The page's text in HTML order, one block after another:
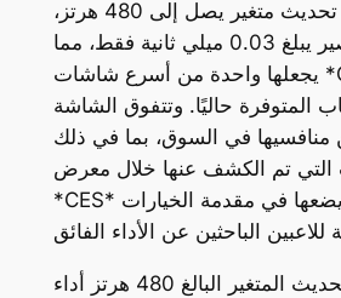
بكسل، مع معدل تحديث متغير يصل إلى 480 هرتز،
ووقت استجابة قصير يبلغ 0.03 ميلي ثانية فقط، مما
يجعلها واحدة من أسرع شاشات *OLED*
المتوفرة حاليًا. وتتفوق الشاشة
منافسيها في السوق، بما في ذلك
تم الكشف عنها خلال معرض
*CES* لعام 2024، مما يضعها في مقدمة الخيارات
يدعم معدل التحديث المتغير البالغ 480 هرتز أداء